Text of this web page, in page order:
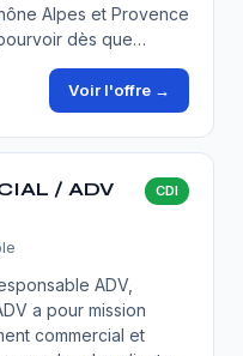
Alpes et Provence
dès que…
Voir l'offre →
/ ADV
CDI
ADV,
a pour mission
commercial et